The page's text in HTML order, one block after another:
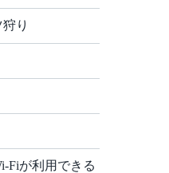
り
Fiが利用できる